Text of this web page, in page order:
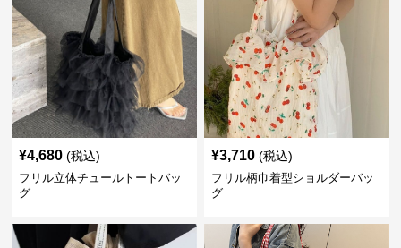
¥4,680 (税込)
フリル立体チュールトートバッ
グ
¥3,710 (税込)
フリル柄巾着型ショルダーバッ
グ